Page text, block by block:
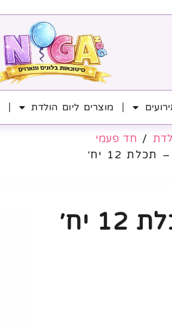
מוצרים ליום הולדת
/ חד פעמי
12 יח׳